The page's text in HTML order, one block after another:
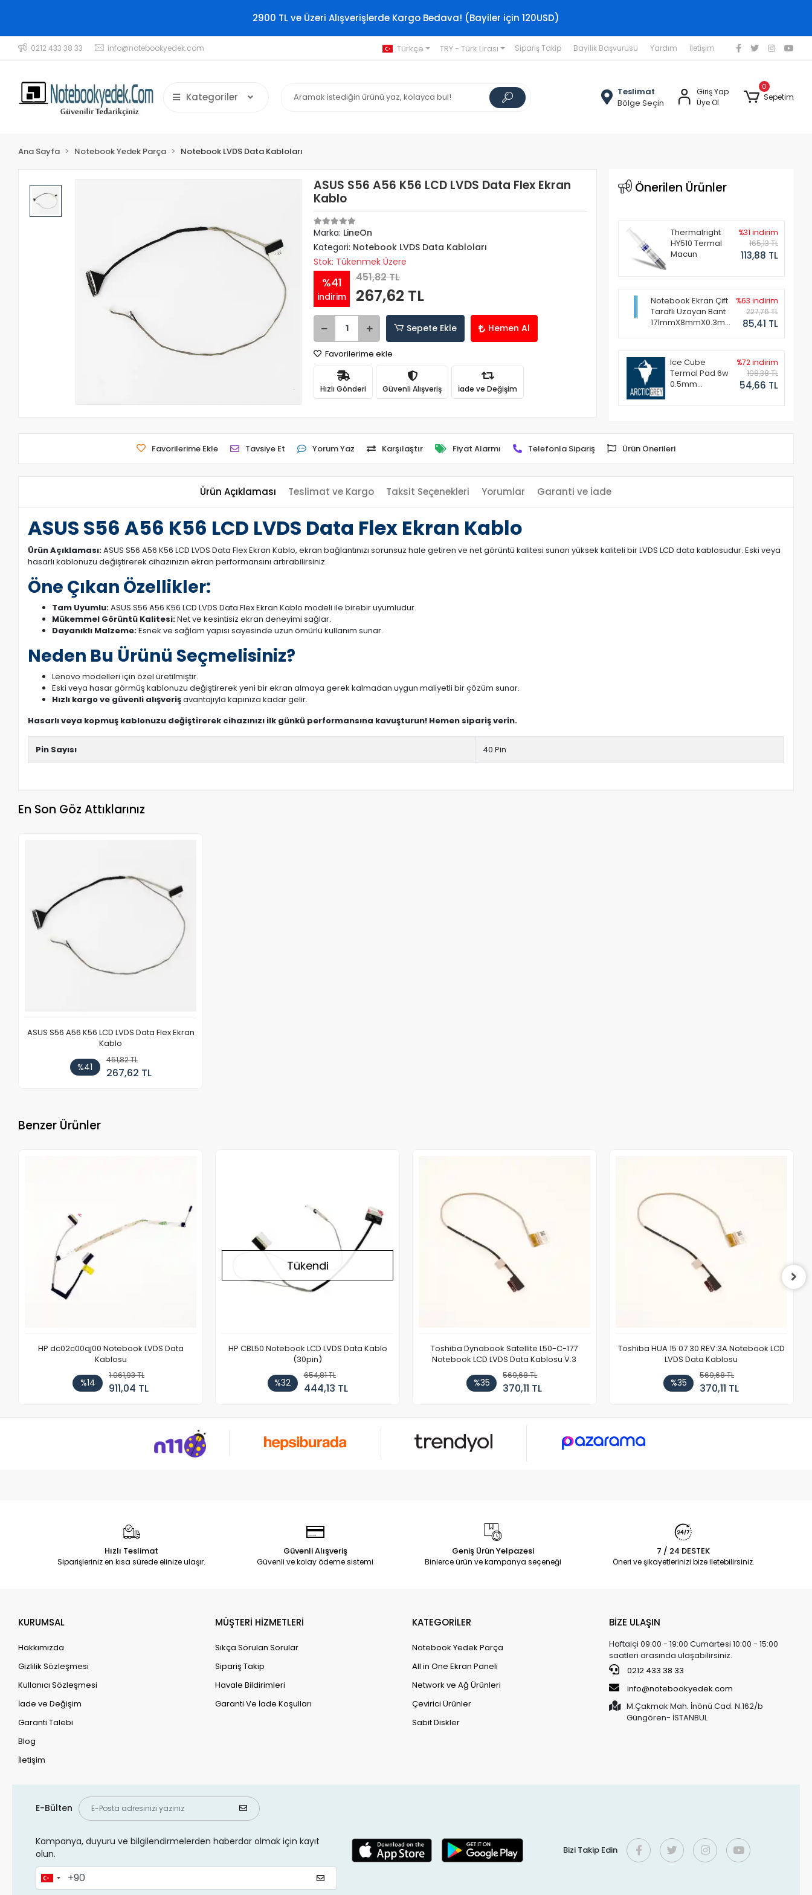
2900 TL ve Üzeri Alışverişlerde Kargo Bedava! (Bayiler için 120USD)
0212 433 38 33 info@notebookyedek.com Türkçe TRY - Türk Lirası Sipariş Takip Bayilik Başvurusu Yardım İletişim
Kategoriler
Teslimat
Bölge Seçin
Giriş Yap
Üye Ol
0
Sepetim
Ana Sayfa Notebook Yedek Parça Notebook LVDS Data Kabloları
ASUS S56 A56 K56 LCD LVDS Data Flex Ekran
Kablo
Marka: LineOn
Kategori: Notebook LVDS Data Kabloları
Stok: Tükenmek Üzere
%41
indirim
451,82 TL
267,62 TL
Sepete Ekle Hemen Al
Favorilerime ekle
Hızlı Gönderi Güvenli Alışveriş İade ve Değişim
Önerilen Ürünler
Thermalright
HY510 Termal
Macun
%31 indirim
165,13 TL
113,88 TL
Notebook Ekran Çift
Taraflı Uzayan Bant
171mmX8mmX0.3mm
%63 indirim
227,76 TL
85,41 TL
Ice Cube
Termal Pad 6w
0.5mm
%72 indirim
198,38 TL
54,66 TL
Favorilerime Ekle Tavsiye Et Yorum Yaz Karşılaştır Fiyat Alarmı Telefonla Sipariş Ürün Önerileri
Ürün Açıklaması Teslimat ve Kargo Taksit Seçenekleri Yorumlar Garanti ve İade
ASUS S56 A56 K56 LCD LVDS Data Flex Ekran Kablo
Ürün Açıklaması:ASUS S56 A56 K56 LCD LVDS Data Flex Ekran Kablo, ekran bağlantınızı sorunsuz hale getiren ve net görüntü kalitesi sunan yüksek kaliteli bir LVDS LCD data kablosudur. Eski veya
hasarlı kablonuzu değiştirerek cihazınızın ekran performansını artırabilirsiniz.
Öne Çıkan Özellikler:
Tam Uyumlu:ASUS S56 A56 K56 LCD LVDS Data Flex Ekran Kablo modeli ile birebir uyumludur.
Mükemmel Görüntü Kalitesi:Net ve kesintisiz ekran deneyimi sağlar.
Dayanıklı Malzeme:Esnek ve sağlam yapısı sayesinde uzun ömürlü kullanım sunar.
Neden Bu Ürünü Seçmelisiniz?
Lenovo modelleri için özel üretilmiştir.
Eski veya hasar görmüş kablonuzu değiştirerek yeni bir ekran almaya gerek kalmadan uygun maliyetli bir çözüm sunar.
Hızlı kargo ve güvenli alışverişavantajıyla kapınıza kadar gelir.
Hasarlı veya kopmuş kablonuzu değiştirerek cihazınızı ilk günkü performansına kavuşturun! Hemen sipariş verin.
Pin Sayısı 40 Pin
En Son Göz Attıklarınız
ASUS S56 A56 K56 LCD LVDS Data Flex Ekran
Kablo
%41
451,82 TL
267,62 TL
Benzer Ürünler
HP dc02c00qj00 Notebook LVDS Data
Kablosu
%14
1.061,93 TL
911,04 TL
Tükendi
HP CBL50 Notebook LCD LVDS Data Kablo
(30pin)
%32
654,81 TL
444,13 TL
Toshiba Dynabook Satellite L50-C-177
Notebook LCD LVDS Data Kablosu V.3
%35
569,68 TL
370,11 TL
Toshiba HUA 15 07 30 REV:3A Notebook LCD
LVDS Data Kablosu
%35
569,68 TL
370,11 TL
Hızlı Teslimat
Siparişleriniz en kısa sürede elinize ulaşır.
Güvenli Alışveriş
Güvenli ve kolay ödeme sistemi
Geniş Ürün Yelpazesi
Binlerce ürün ve kampanya seçeneği
7 / 24 DESTEK
Öneri ve şikayetlerinizi bize iletebilirsiniz.
KURUMSAL
Hakkımızda
Gizlilik Sözleşmesi
Kullanıcı Sözleşmesi
İade ve Değişim
Garanti Talebi
Blog
İletişim
MÜŞTERİ HİZMETLERİ
Sıkça Sorulan Sorular
Sipariş Takip
Havale Bildirimleri
Garanti Ve İade Koşulları
KATEGORİLER
Notebook Yedek Parça
All in One Ekran Paneli
Network ve Ağ Ürünleri
Çevirici Ürünler
Sabit Diskler
BİZE ULAŞIN
Haftaiçi 09:00 - 19:00 Cumartesi 10:00 - 15:00
saatleri arasında ulaşabilirsiniz.
0212 433 38 33
info@notebookyedek.com
M.Çakmak Mah. İnönü Cad. N.162/b
Güngören- İSTANBUL
E-Bülten
Kampanya, duyuru ve bilgilendirmelerden haberdar olmak için kayıt
olun.
Bizi Takip Edin